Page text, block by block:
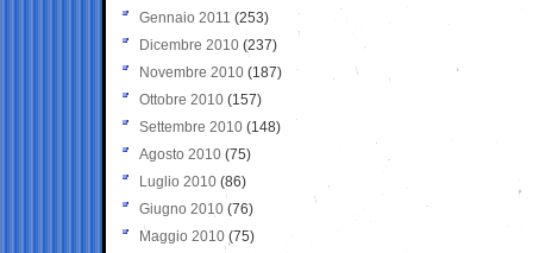
Gennaio 2011 (253)
Dicembre 2010 (237)
Novembre 2010 (187)
Ottobre 2010 (157)
Settembre 2010 (148)
Agosto 2010 (75)
Luglio 2010 (86)
Giugno 2010 (76)
Maggio 2010 (75)